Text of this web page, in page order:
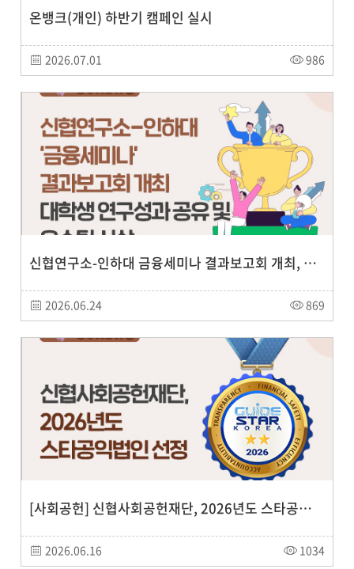
온뱅크(개인) 하반기 캠페인 실시
2026.07.01 986
신협연구소-인하대 금융세미나 결과보고회 개최, 대학생 연구성과 공유 및 우수팀 시상
2026.06.24 869
[사회공헌] 신협사회공헌재단, 2026년도 스타공익법인 선정
2026.06.16 1034